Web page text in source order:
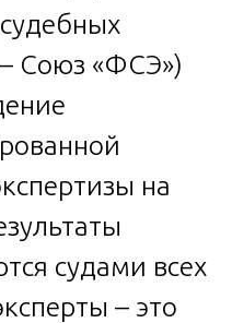
– Союз «ФСЭ»)
на
судами всех
– это